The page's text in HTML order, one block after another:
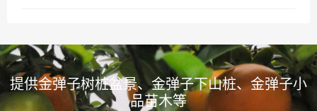
提供金弹子树桩盆景、金弹子下山桩、金弹子小
品苗木等